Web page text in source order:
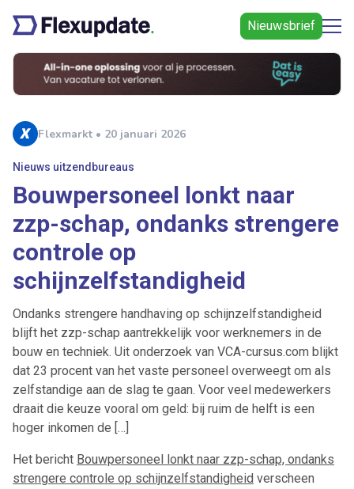
Nieuwsbrief
Flexmarkt • 20 januari 2026
Nieuws uitzendbureaus
Bouwpersoneel lonkt naar
zzp-schap, ondanks strengere
controle op
schijnzelfstandigheid
Ondanks strengere handhaving op schijnzelfstandigheid
blijft het zzp-schap aantrekkelijk voor werknemers in de
bouw en techniek. Uit onderzoek van VCA-cursus.com blijkt
dat 23 procent van het vaste personeel overweegt om als
zelfstandige aan de slag te gaan. Voor veel medewerkers
draait die keuze vooral om geld: bij ruim de helft is een
hoger inkomen de […]
Het bericht Bouwpersoneel lonkt naar zzp-schap, ondanks
strengere controle op schijnzelfstandigheid verscheen